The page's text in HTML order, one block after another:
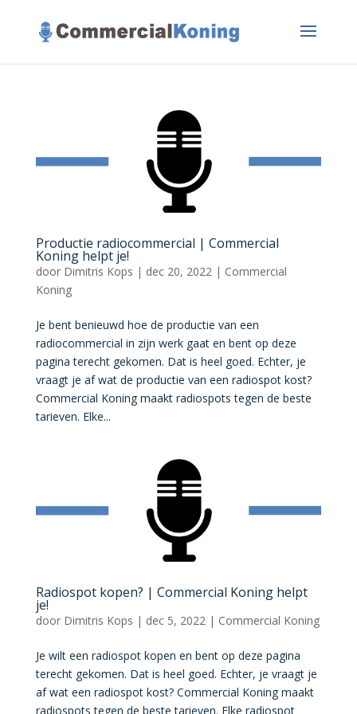
Productie radiocommercial | Commercial
Koning helpt je!
door Dimitris Kops | dec 20, 2022 | Commercial
Koning
Je bent benieuwd hoe de productie van een
radiocommercial in zijn werk gaat en bent op deze
pagina terecht gekomen. Dat is heel goed. Echter, je
vraagt je af wat de productie van een radiospot kost?
Commercial Koning maakt radiospots tegen de beste
tarieven. Elke...
Radiospot kopen? | Commercial Koning helpt
je!
door Dimitris Kops | dec 5, 2022 | Commercial Koning
Je wilt een radiospot kopen en bent op deze pagina
terecht gekomen. Dat is heel goed. Echter, je vraagt je
af wat een radiospot kost? Commercial Koning maakt
radiospots tegen de beste tarieven. Elke radiospot